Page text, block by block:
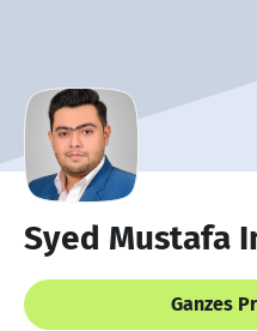
Syed Mustafa
Ganzes